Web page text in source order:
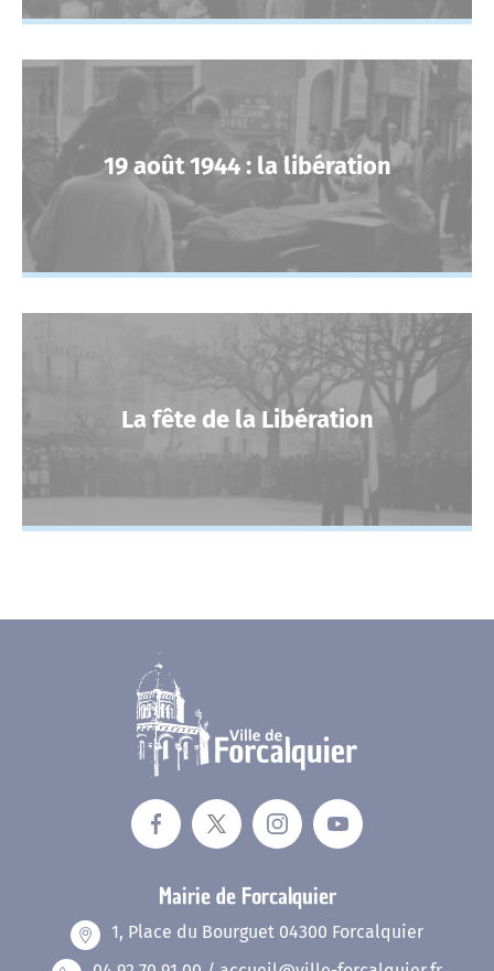
19 août 1944 : la libération
La fête de la Libération
Mairie de Forcalquier
1, Place du Bourguet 04300 Forcalquier